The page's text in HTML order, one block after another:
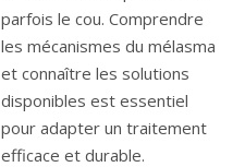
parfois le cou. Comprendre
les mécanismes du mélasma
et connaître les solutions
disponibles est essentiel
pour adapter un traitement
efficace et durable.